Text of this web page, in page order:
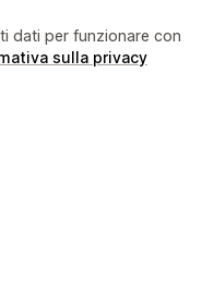
dati per funzionare con
sulla privacy